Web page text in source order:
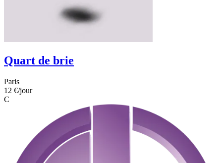
Quart de brie
Paris
12 €/jour
C